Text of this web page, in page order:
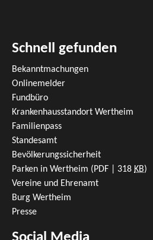
Schnell gefunden
Bekanntmachungen
Onlinemelder
Fundbüro
Krankenhausstandort Wertheim
Familienpass
Standesamt
Bevölkerungssicherheit
Parken in Wertheim (PDF | 318 KB)
Vereine und Ehrenamt
Burg Wertheim
Presse